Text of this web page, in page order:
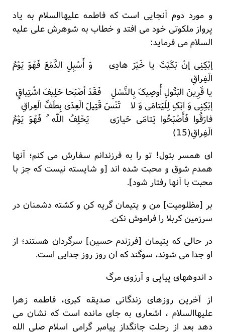
و مورد دوم آنجایی است که فاطمه علیهاالسلام به یاد
پرواز ملکوتی خود می افتد و خطاب به شوهرش علی علیه
السلام می فرماید:
إبْکِنِی إنْ بَکَیْتَ یا خَیْرَ هادِی وَ أَسْبِلِ الدَّمْعَ فَهْوَ یَوْمُ
الْفِراقِ
یا قَرِینَ البَتُولِ أُوصِیکَ بِالنَّسْلِ فَقَدْ أصْبَحا حَلِیفَ اشْتِیاقٍ
إبْکِنِی وَ ابْکِ لِلْیَتامَی وَ لا تَنْسَ قَتِیلَ الْعِدَی بِطَفِّ الْعِراقِ
فارَقُوا فَأَصْبَحُوا یَتامَی حَیارَی یَحْلِفُ اللّه ُ فَهْوَ یَوْمُ
الْفِراقِ(15)
ای همسر بتول! تو را به فرزندانم سفارش می کنم؛ آنها
همدم شوق و محبت شده اند [و شایسته نیست که جز با
محبت با آنها رفتار شود].
بر [مظلومیت] من و یتیمان گریه کن و کشته دشمنان در
سرزمین کربلا را فراموش نکن.
در حالی که یتیمان [فرزندم حسین] سرگردان هستند؛ از
او جدا می شوند، سوگند که آن روز روز جدایی است.
د اندوههای پیاپی و آرزوی مرگ
از آخرین روزهای زندگانی صدیقه کبری، فاطمه زهرا
علیهاالسلام ، اشعاری به جای مانده است که نشان می
دهد بعد از رحلت جانگداز پیامبر گرامی اسلام صلی الله